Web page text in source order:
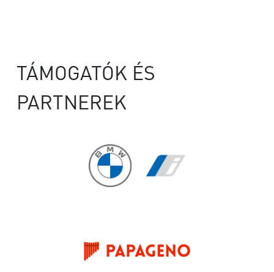
TÁMOGATÓK ÉS
PARTNEREK